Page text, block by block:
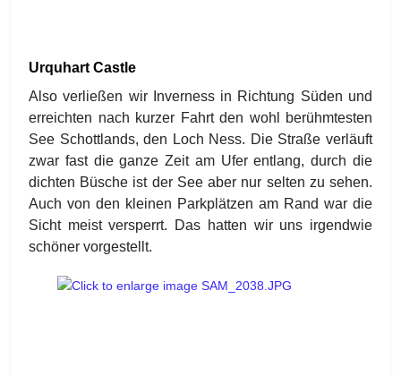
Urquhart Castle
Also verließen wir Inverness in Richtung Süden und
erreichten nach kurzer Fahrt den wohl berühmtesten
See Schottlands, den Loch Ness. Die Straße verläuft
zwar fast die ganze Zeit am Ufer entlang, durch die
dichten Büsche ist der See aber nur selten zu sehen.
Auch von den kleinen Parkplätzen am Rand war die
Sicht meist versperrt. Das hatten wir uns irgendwie
schöner vorgestellt.